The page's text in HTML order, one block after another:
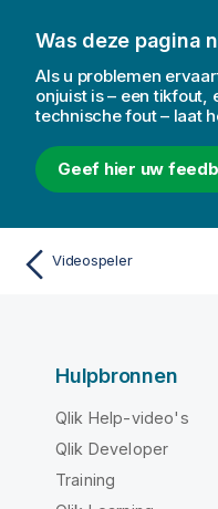
Was deze pagina
Als u problemen
onjuist is – een tikfout,
technische fout – laat
Geef hier uw
Videospeler
Hulpbronnen
Qlik Help-video's
Qlik Developer
Training